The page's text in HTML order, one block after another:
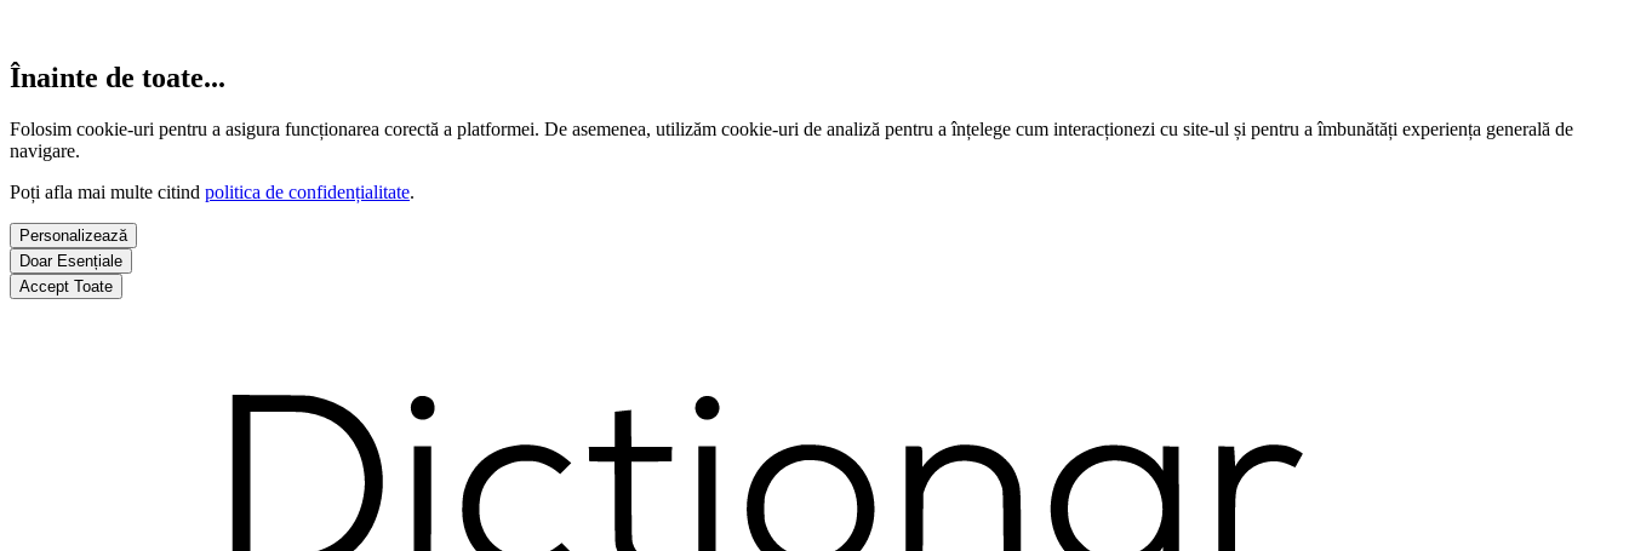
Înainte de toate...
Folosim cookie-uri pentru a asigura funcționarea corectă a platformei. De asemenea, utilizăm cookie-uri de analiză pentru a înțelege cum interacționezi cu site-ul și pentru a îmbunătăți experiența generală de
navigare.
Poți afla mai multe citind politica de confidențialitate.
Personalizează
Doar Esențiale
Accept Toate